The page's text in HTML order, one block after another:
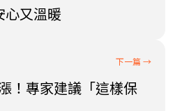
心又溫暖
！專家建議「這樣保